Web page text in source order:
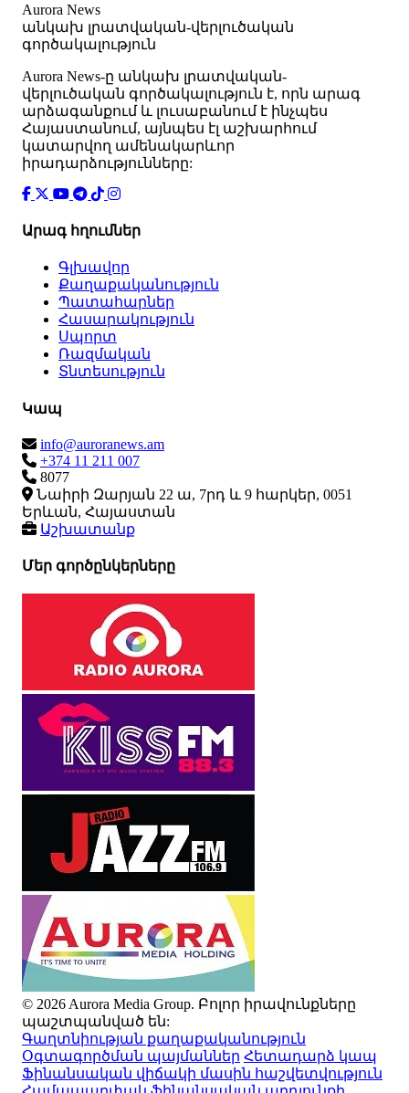
Aurora News
անկախ լրատվական-վերլուծական
գործակալություն
Аurora News-ը անկախ լրատվական-
վերլուծական գործակալություն է, որն արագ
արձագանքում և լուսաբանում է ինչպես
Հայաստանում, այնպես էլ աշխարհում
կատարվող ամենակարևոր
իրադարձությունները:
Արագ հղումներ
Գլխավոր
Քաղաքականություն
Պատահարներ
Հասարակություն
Սպորտ
Ռազմական
Տնտեսություն
Կապ
info@auroranews.am
+374 11 211 007
8077
Նաիրի Զարյան 22 ա, 7րդ և 9 հարկեր, 0051
Երևան, Հայաստան
Աշխատանք
Մեր գործընկերները
© 2026 Aurora Media Group. Բոլոր իրավունքները
պաշտպանված են:
Գաղտնիության քաղաքականություն
Օգտագործման պայմաններ Հետադարձ կապ
Ֆինանսական վիճակի մասին հաշվետվություն